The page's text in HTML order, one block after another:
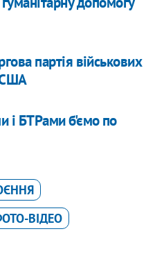
партія військових
США
і БТРами б'ємо по
ВІДЕО